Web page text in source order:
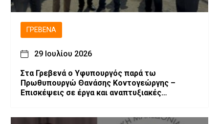
ΓΡΕΒΕΝΆ
29 Ιουλίου 2026
Στα Γρεβενά ο Υφυπουργός παρά τω
Πρωθυπουργώ Θανάσης Κοντογεώργης –
Επισκέψεις σε έργα και αναπτυξιακές